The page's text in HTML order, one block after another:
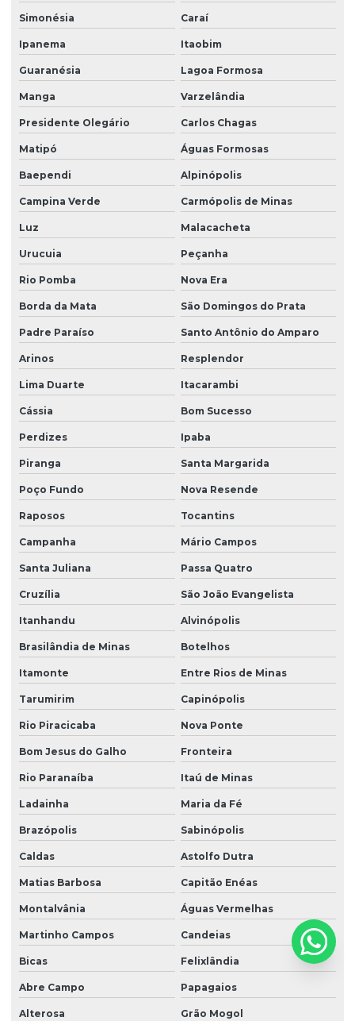
Simonésia Caraí
Ipanema Itaobim
Guaranésia Lagoa Formosa
Manga Varzelândia
Presidente Olegário Carlos Chagas
Matipó Águas Formosas
Baependi Alpinópolis
Campina Verde Carmópolis de Minas
Luz Malacacheta
Urucuia Peçanha
Rio Pomba Nova Era
Borda da Mata São Domingos do Prata
Padre Paraíso Santo Antônio do Amparo
Arinos Resplendor
Lima Duarte Itacarambi
Cássia Bom Sucesso
Perdizes Ipaba
Piranga Santa Margarida
Poço Fundo Nova Resende
Raposos Tocantins
Campanha Mário Campos
Santa Juliana Passa Quatro
Cruzília São João Evangelista
Itanhandu Alvinópolis
Brasilândia de Minas Botelhos
Itamonte Entre Rios de Minas
Tarumirim Capinópolis
Rio Piracicaba Nova Ponte
Bom Jesus do Galho Fronteira
Rio Paranaíba Itaú de Minas
Ladainha Maria da Fé
Brazópolis Sabinópolis
Caldas Astolfo Dutra
Matias Barbosa Capitão Enéas
Montalvânia Águas Vermelhas
Martinho Campos Candeias
Bicas Felixlândia
Abre Campo Papagaios
Alterosa Grão Mogol